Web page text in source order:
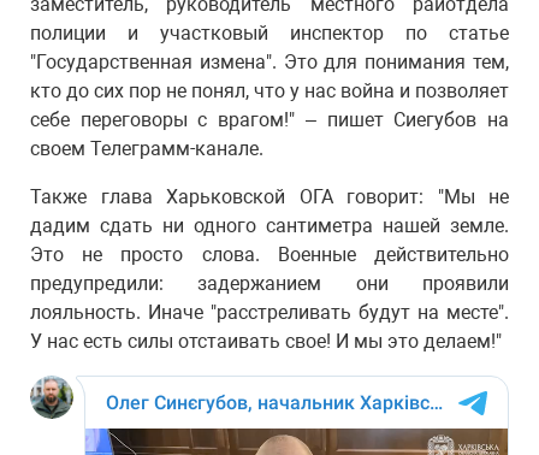
полиции и участковый инспектор по статье
"Государственная измена". Это для понимания тем,
кто до сих пор не понял, что у нас война и позволяет
себе переговоры с врагом!" – пишет Сиегубов на
своем Телеграмм-канале.
Также глава Харьковской ОГА говорит: "Мы не
дадим сдать ни одного сантиметра нашей земле.
Это не просто слова. Военные действительно
предупредили: задержанием они проявили
лояльность. Иначе "расстреливать будут на месте".
У нас есть силы отстаивать свое! И мы это делаем!"